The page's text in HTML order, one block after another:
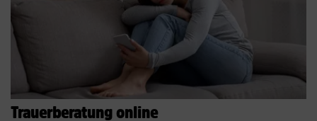
Trauerberatung online